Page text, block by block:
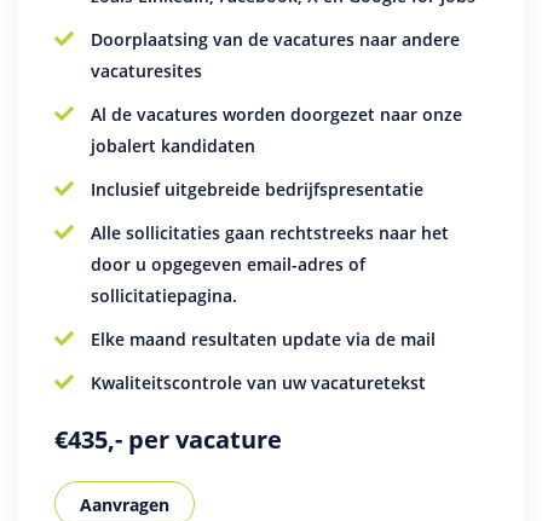
Doorplaatsing van de vacatures naar andere
vacaturesites
Al de vacatures worden doorgezet naar onze
jobalert kandidaten
Inclusief uitgebreide bedrijfspresentatie
Alle sollicitaties gaan rechtstreeks naar het
door u opgegeven email-adres of
sollicitatiepagina.
Elke maand resultaten update via de mail
Kwaliteitscontrole van uw vacaturetekst
€435,- per vacature
Aanvragen